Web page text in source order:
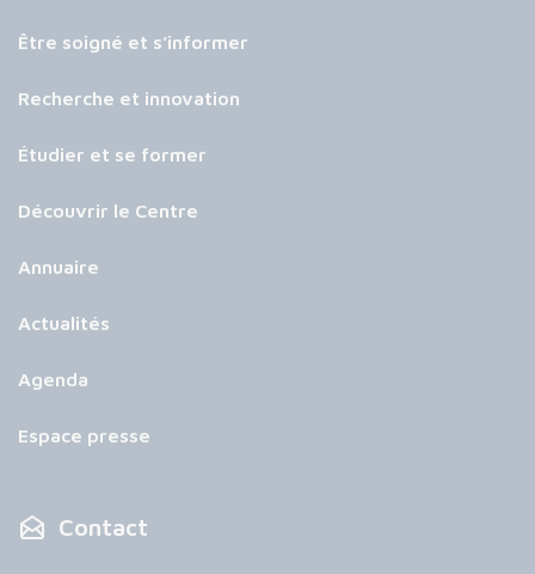
Être soigné et s’informer
Recherche et innovation
Étudier et se former
Découvrir le Centre
Annuaire
Actualités
Agenda
Espace presse
Contact